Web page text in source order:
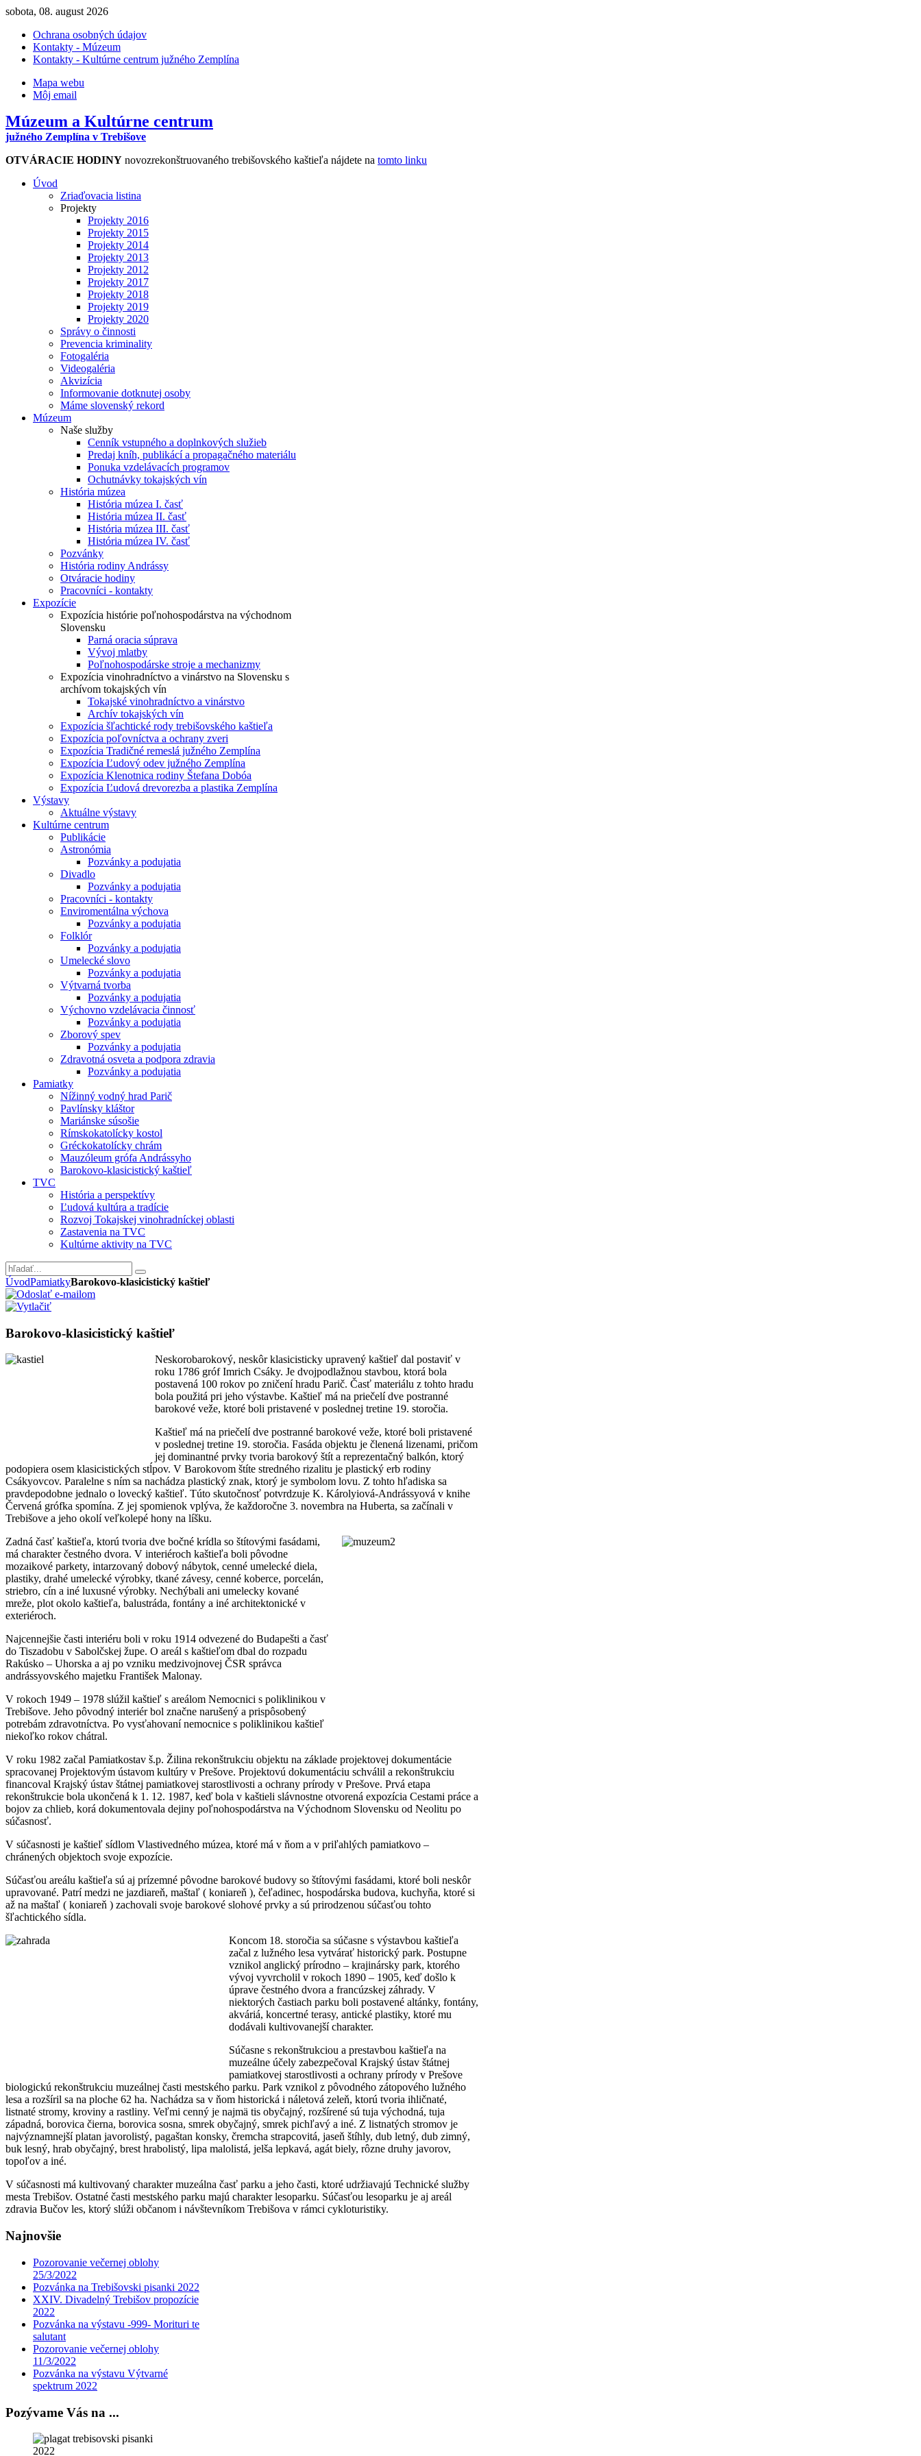
sobota, 08. august 2026
Ochrana osobných údajov
Kontakty - Múzeum
Kontakty - Kultúrne centrum južného Zemplína
Mapa webu
Môj email
Múzeum a Kultúrne centrum
južného Zemplína v Trebišove
OTVÁRACIE HODINY novozrekonštruovaného trebišovského kaštieľa nájdete na tomto linku
Úvod
Zriaďovacia listina
Projekty
Projekty 2016
Projekty 2015
Projekty 2014
Projekty 2013
Projekty 2012
Projekty 2017
Projekty 2018
Projekty 2019
Projekty 2020
Správy o činnosti
Prevencia kriminality
Fotogaléria
Videogaléria
Akvizícia
Informovanie dotknutej osoby
Máme slovenský rekord
Múzeum
Naše služby
Cenník vstupného a doplnkových služieb
Predaj kníh, publikácí a propagačného materiálu
Ponuka vzdelávacích programov
Ochutnávky tokajských vín
História múzea
História múzea I. časť
História múzea II. časť
História múzea III. časť
História múzea IV. časť
Pozvánky
História rodiny Andrássy
Otváracie hodiny
Pracovníci - kontakty
Expozície
Expozícia histórie poľnohospodárstva na východnom
Slovensku
Parná oracia súprava
Vývoj mlatby
Poľnohospodárske stroje a mechanizmy
Expozícia vinohradníctvo a vinárstvo na Slovensku s
archívom tokajských vín
Tokajské vinohradníctvo a vinárstvo
Archív tokajských vín
Expozícia šľachtické rody trebišovského kaštieľa
Expozícia poľovníctva a ochrany zveri
Expozícia Tradičné remeslá južného Zemplína
Expozícia Ľudový odev južného Zemplína
Expozícia Klenotnica rodiny Štefana Dobóa
Expozícia Ľudová drevorezba a plastika Zemplína
Výstavy
Aktuálne výstavy
Kultúrne centrum
Publikácie
Astronómia
Pozvánky a podujatia
Divadlo
Pozvánky a podujatia
Pracovníci - kontakty
Enviromentálna výchova
Pozvánky a podujatia
Folklór
Pozvánky a podujatia
Umelecké slovo
Pozvánky a podujatia
Výtvarná tvorba
Pozvánky a podujatia
Výchovno vzdelávacia činnosť
Pozvánky a podujatia
Zborový spev
Pozvánky a podujatia
Zdravotná osveta a podpora zdravia
Pozvánky a podujatia
Pamiatky
Nížinný vodný hrad Parič
Pavlínsky kláštor
Mariánske súsošie
Rímskokatolícky kostol
Gréckokatolícky chrám
Mauzóleum grófa Andrássyho
Barokovo-klasicistický kaštieľ
TVC
História a perspektívy
Ľudová kultúra a tradície
Rozvoj Tokajskej vinohradníckej oblasti
Zastavenia na TVC
Kultúrne aktivity na TVC
ÚvodPamiatkyBarokovo-klasicistický kaštieľ
Barokovo-klasicistický kaštieľ
Neskorobarokový, neskôr klasicisticky upravený kaštieľ dal postaviť v
roku 1786 gróf Imrich Csáky. Je dvojpodlažnou stavbou, ktorá bola
postavená 100 rokov po zničení hradu Parič. Časť materiálu z tohto hradu
bola použitá pri jeho výstavbe. Kaštieľ má na priečelí dve postranné
barokové veže, ktoré boli pristavené v poslednej tretine 19. storočia.
Kaštieľ má na priečelí dve postranné barokové veže, ktoré boli pristavené
v poslednej tretine 19. storočia. Fasáda objektu je členená lizenami, pričom
jej dominantné prvky tvoria barokový štít a reprezentačný balkón, ktorý
podopiera osem klasicistických stĺpov. V Barokovom štíte stredného rizalitu je plastický erb rodiny
Csákyovcov. Paralelne s ním sa nachádza plastický znak, ktorý je symbolom lovu. Z tohto hľadiska sa
pravdepodobne jednalo o lovecký kaštieľ. Túto skutočnosť potvrdzuje K. Károlyiová-Andrássyová v knihe
Červená grófka spomína. Z jej spomienok vplýva, že každoročne 3. novembra na Huberta, sa začínali v
Trebišove a jeho okolí veľkolepé hony na líšku.
Zadná časť kaštieľa, ktorú tvoria dve bočné krídla so štítovými fasádami,
má charakter čestného dvora. V interiéroch kaštieľa boli pôvodne
mozaikové parkety, intarzovaný dobový nábytok, cenné umelecké diela,
plastiky, drahé umelecké výrobky, tkané závesy, cenné koberce, porcelán,
striebro, cín a iné luxusné výrobky. Nechýbali ani umelecky kované
mreže, plot okolo kaštieľa, balustráda, fontány a iné architektonické v
exteriéroch.
Najcennejšie časti interiéru boli v roku 1914 odvezené do Budapešti a časť
do Tiszadobu v Sabolčskej župe. O areál s kaštieľom dbal do rozpadu
Rakúsko – Uhorska a aj po vzniku medzivojnovej ČSR správca
andrássyovského majetku František Malonay.
V rokoch 1949 – 1978 slúžil kaštieľ s areálom Nemocnici s poliklinikou v
Trebišove. Jeho pôvodný interiér bol značne narušený a prispôsobený
potrebám zdravotníctva. Po vysťahovaní nemocnice s poliklinikou kaštieľ
niekoľko rokov chátral.
V roku 1982 začal Pamiatkostav š.p. Žilina rekonštrukciu objektu na základe projektovej dokumentácie
spracovanej Projektovým ústavom kultúry v Prešove. Projektovú dokumentáciu schválil a rekonštrukciu
financoval Krajský ústav štátnej pamiatkovej starostlivosti a ochrany prírody v Prešove. Prvá etapa
rekonštrukcie bola ukončená k 1. 12. 1987, keď bola v kaštieli slávnostne otvorená expozícia Cestami práce a
bojov za chlieb, korá dokumentovala dejiny poľnohospodárstva na Východnom Slovensku od Neolitu po
súčasnosť.
V súčasnosti je kaštieľ sídlom Vlastivedného múzea, ktoré má v ňom a v priľahlých pamiatkovo –
chránených objektoch svoje expozície.
Súčasťou areálu kaštieľa sú aj prízemné pôvodne barokové budovy so štítovými fasádami, ktoré boli neskôr
upravované. Patrí medzi ne jazdiareň, maštaľ ( koniareň ), čeľadinec, hospodárska budova, kuchyňa, ktoré si
až na maštaľ ( koniareň ) zachovali svoje barokové slohové prvky a sú prirodzenou súčasťou tohto
šľachtického sídla.
Koncom 18. storočia sa súčasne s výstavbou kaštieľa
začal z lužného lesa vytvárať historický park. Postupne
vznikol anglický prírodno – krajinársky park, ktorého
vývoj vyvrcholil v rokoch 1890 – 1905, keď došlo k
úprave čestného dvora a francúzskej záhrady. V
niektorých častiach parku boli postavené altánky, fontány,
akváriá, koncertné terasy, antické plastiky, ktoré mu
dodávali kultivovanejší charakter.
Súčasne s rekonštrukciou a prestavbou kaštieľa na
muzeálne účely zabezpečoval Krajský ústav štátnej
pamiatkovej starostlivosti a ochrany prírody v Prešove
biologickú rekonštrukciu muzeálnej časti mestského parku. Park vznikol z pôvodného zátopového lužného
lesa a rozšíril sa na ploche 62 ha. Nachádza sa v ňom historická i náletová zeleň, ktorú tvoria ihličnaté,
listnaté stromy, kroviny a rastliny. Veľmi cenný je najmä tis obyčajný, rozšírené sú tuja východná, tuja
západná, borovica čierna, borovica sosna, smrek obyčajný, smrek pichľavý a iné. Z listnatých stromov je
najvýznamnejší platan javorolistý, pagaštan konsky, čremcha strapcovitá, jaseň štíhly, dub letný, dub zimný,
buk lesný, hrab obyčajný, brest hrabolistý, lipa malolistá, jelša lepkavá, agát biely, rôzne druhy javorov,
topoľov a iné.
V súčasnosti má kultivovaný charakter muzeálna časť parku a jeho časti, ktoré udržiavajú Technické služby
mesta Trebišov. Ostatné časti mestského parku majú charakter lesoparku. Súčasťou lesoparku je aj areál
zdravia Bučov les, ktorý slúži občanom i návštevníkom Trebišova v rámci cykloturistiky.
Najnovšie
Pozorovanie večernej oblohy
25/3/2022
Pozvánka na Trebišovski pisanki 2022
XXIV. Divadelný Trebišov propozície
2022
Pozvánka na výstavu -999- Morituri te
salutant
Pozorovanie večernej oblohy
11/3/2022
Pozvánka na výstavu Výtvarné
spektrum 2022
Pozývame Vás na ...